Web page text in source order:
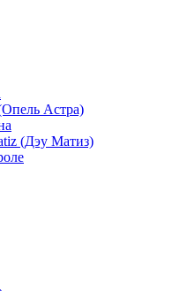
Астра)
(Дэу Матиз)